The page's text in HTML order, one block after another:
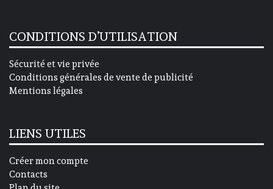
CONDITIONS D’UTILISATION
Sécurité et vie privée
Conditions générales de vente de publicité
Mentions légales
LIENS UTILES
Créer mon compte
Contacts